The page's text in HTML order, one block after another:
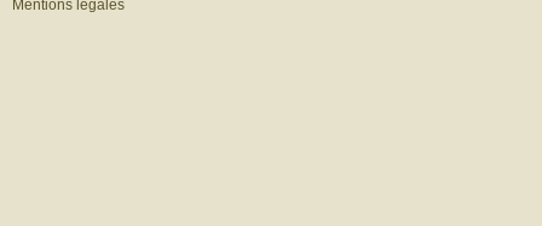
Mentions légales